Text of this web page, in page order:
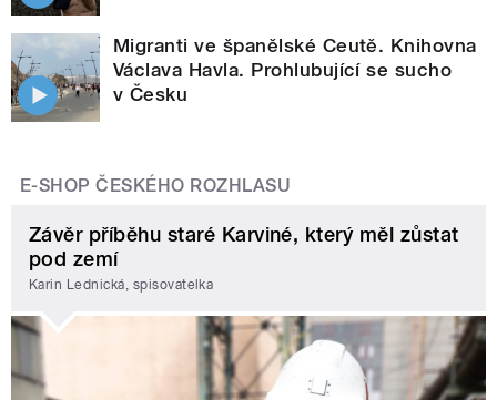
Migranti ve španělské Ceutě. Knihovna
Václava Havla. Prohlubující se sucho
v Česku
E-SHOP ČESKÉHO ROZHLASU
Závěr příběhu staré Karviné, který měl zůstat
pod zemí
Karin Lednická, spisovatelka